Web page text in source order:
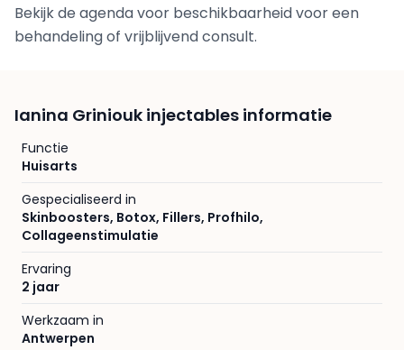
Bekijk de agenda voor beschikbaarheid voor een
behandeling of vrijblijvend consult.
Ianina Griniouk injectables informatie
Functie
Huisarts
Gespecialiseerd in
Skinboosters, Botox, Fillers, Profhilo,
Collageenstimulatie
Ervaring
2 jaar
Werkzaam in
Antwerpen